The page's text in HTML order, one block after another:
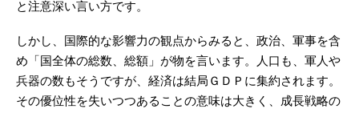
と注意深い言い方です。
しかし、国際的な影響力の観点からみると、政治、軍事を含
め「国全体の総数、総額」が物を言います。人口も、軍人や
兵器の数もそうですが、経済は結局ＧＤＰに集約されます。
その優位性を失いつつあることの意味は大きく、成長戦略の